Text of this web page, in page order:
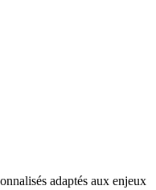
adaptés aux enjeux